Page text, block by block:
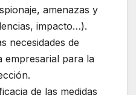
amenazas y
impacto…).
necesidades de
empresarial para la
de las medidas